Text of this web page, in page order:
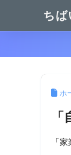
ち
ホ
「